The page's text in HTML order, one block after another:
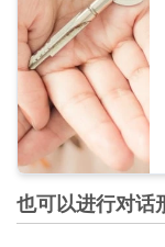
也可以进行对话